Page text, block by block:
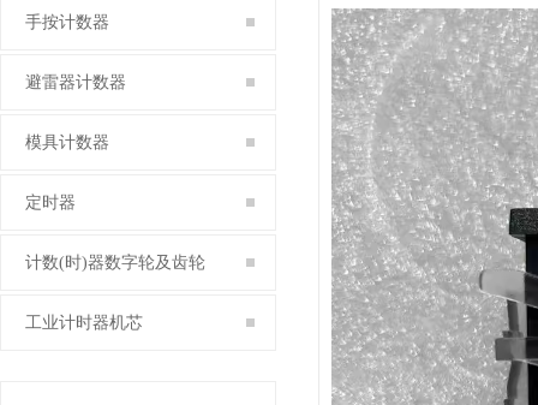
手按计数器
避雷器计数器
模具计数器
定时器
计数(时)器数字轮及齿轮
工业计时器机芯